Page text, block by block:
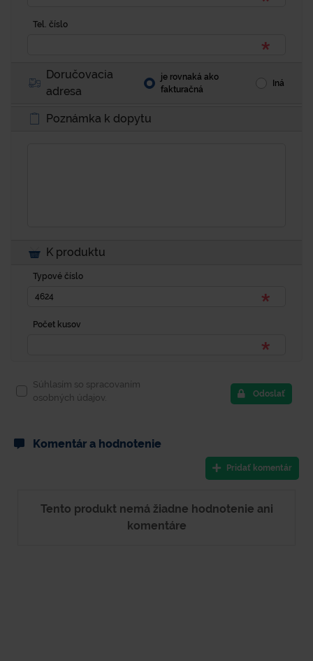
Tel. číslo
Doručovacia
adresa
je rovnaká ako
fakturačná
Iná
Poznámka k dopytu
K produktu
Typové číslo
Počet kusov
Súhlasím so spracovaním
osobných údajov.
Odoslať
Komentár a hodnotenie
Pridať komentár
Tento produkt nemá žiadne hodnotenie ani
komentáre